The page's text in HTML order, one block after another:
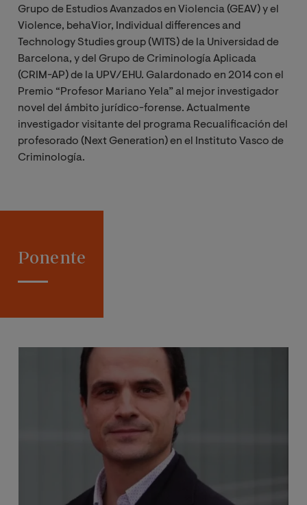
Grupo de Estudios Avanzados en Violencia (GEAV) y el
Violence, behaVior, Individual differences and
Technology Studies group (WITS) de la Universidad de
Barcelona, y del Grupo de Criminología Aplicada
(CRIM-AP) de la UPV/EHU. Galardonado en 2014 con el
Premio “Profesor Mariano Yela” al mejor investigador
novel del ámbito jurídico-forense. Actualmente
investigador visitante del programa Recualificación del
profesorado (Next Generation) en el Instituto Vasco de
Criminología.
Ponente